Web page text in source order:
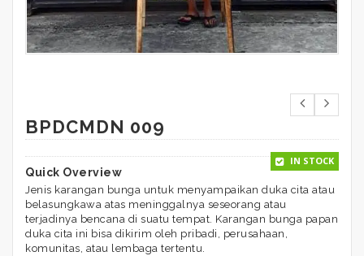
BPDCMDN 009
IN STOCK
Quick Overview
Jenis karangan bunga untuk menyampaikan duka cita atau
belasungkawa atas meninggalnya seseorang atau
terjadinya bencana di suatu tempat. Karangan bunga papan
duka cita ini bisa dikirim oleh pribadi, perusahaan,
komunitas, atau lembaga tertentu.